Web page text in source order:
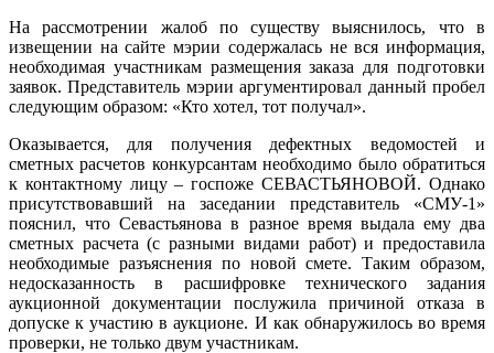
На рассмотрении жалоб по существу выяснилось, что в
извещении на сайте мэрии содержалась не вся информация,
необходимая участникам размещения заказа для подготовки
заявок. Представитель мэрии аргументировал данный пробел
следующим образом: «Кто хотел, тот получал».
Оказывается, для получения дефектных ведомостей и
сметных расчетов конкурсантам необходимо было обратиться
к контактному лицу – госпоже СЕВАСТЬЯНОВОЙ. Однако
присутствовавший на заседании представитель «СМУ-1»
пояснил, что Севастьянова в разное время выдала ему два
сметных расчета (с разными видами работ) и предоставила
необходимые разъяснения по новой смете. Таким образом,
недосказанность в расшифровке технического задания
аукционной документации послужила причиной отказа в
допуске к участию в аукционе. И как обнаружилось во время
проверки, не только двум участникам.